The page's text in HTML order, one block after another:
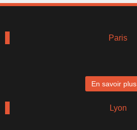
Paris
En savoir plus
Lyon